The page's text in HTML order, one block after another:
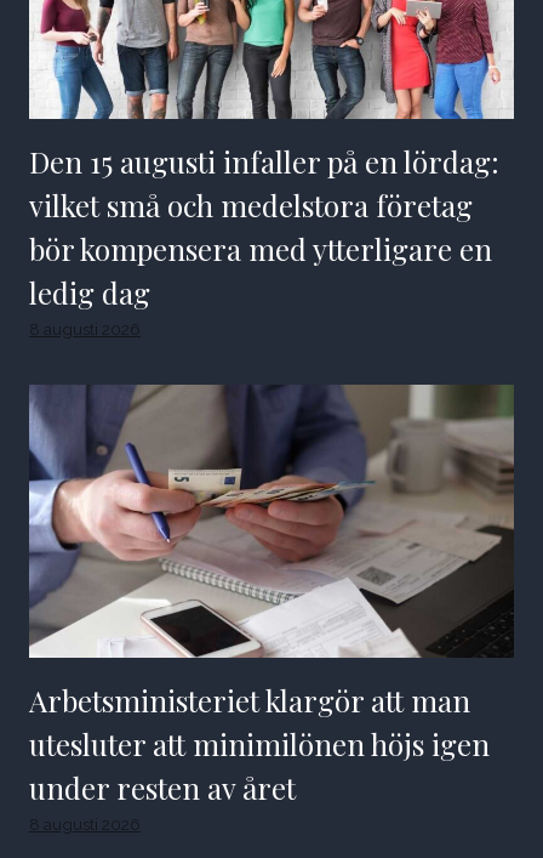
Den 15 augusti infaller på en lördag:
vilket små och medelstora företag
bör kompensera med ytterligare en
ledig dag
8 augusti 2026
Arbetsministeriet klargör att man
utesluter att minimilönen höjs igen
under resten av året
8 augusti 2026